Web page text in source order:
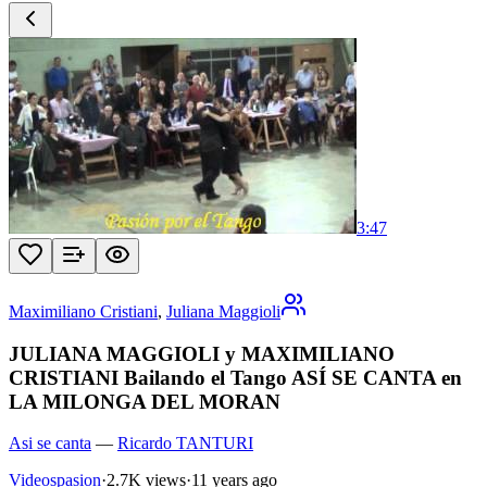
3:47
Maximiliano Cristiani, Juliana Maggioli
JULIANA MAGGIOLI y MAXIMILIANO
CRISTIANI Bailando el Tango ASÍ SE CANTA en
LA MILONGA DEL MORAN
Asi se canta — Ricardo TANTURI
Videospasion·2.7K views·11 years ago